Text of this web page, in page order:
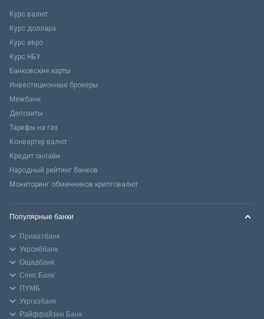
Курс валют
Курс доллара
Курс евро
Курс НБУ
Банковские карты
Инвестиционные брокеры
Межбанк
Депозиты
Тарифы на газ
Конвертер валют
Кредит онлайн
Народный рейтинг банков
Мониторинг обменников криптовалют
Популярные банки
Приватбанк
Укрсиббанк
Ощадбанк
Сенс Банк
ПУМБ
Укргазбанк
Райффайзен Банк